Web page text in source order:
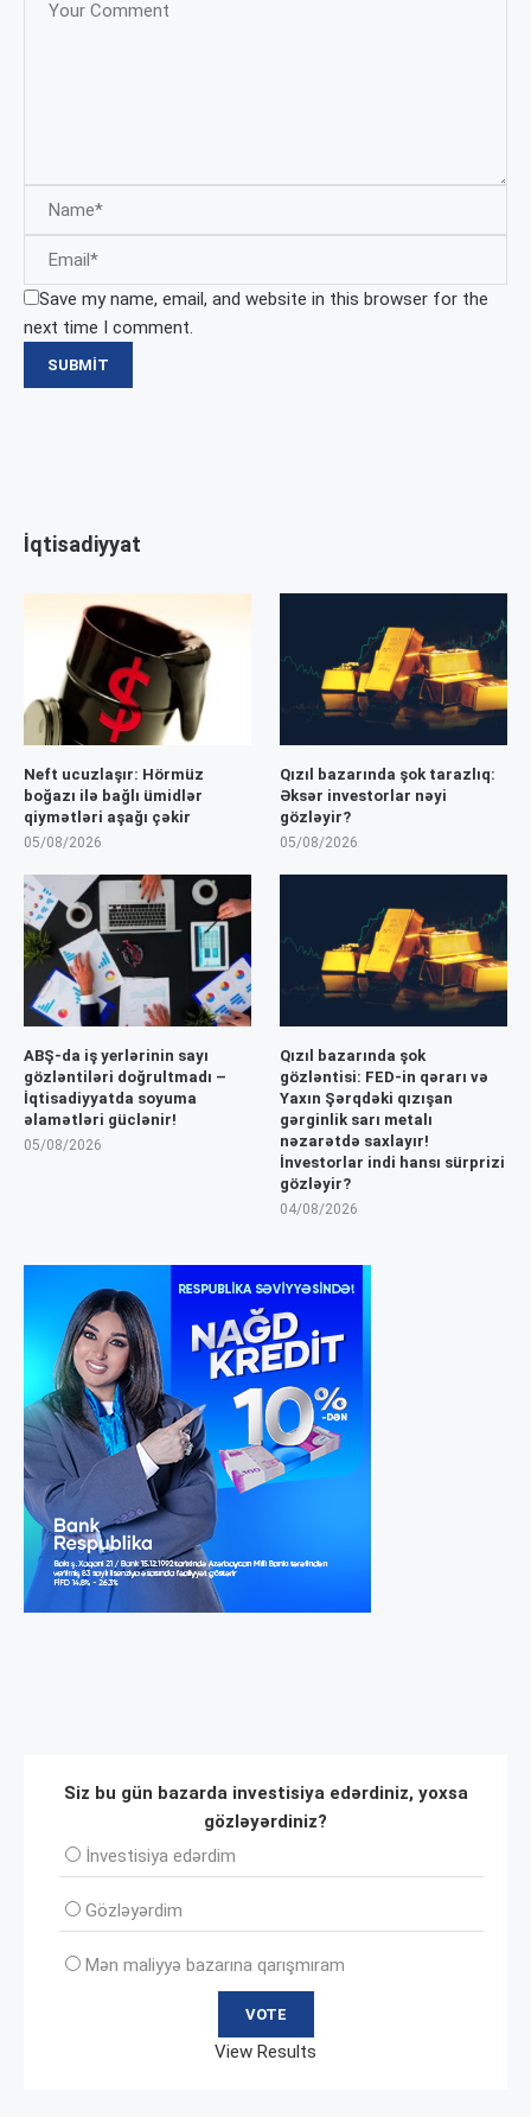
Save my name, email, and website in this browser for the
next time I comment.
İqtisadiyyat
Neft ucuzlaşır: Hörmüz
boğazı ilə bağlı ümidlər
qiymətləri aşağı çəkir
05/08/2026
Qızıl bazarında şok tarazlıq:
Əksər investorlar nəyi
gözləyir?
05/08/2026
ABŞ-da iş yerlərinin sayı
gözləntiləri doğrultmadı –
İqtisadiyyatda soyuma
əlamətləri güclənir!
05/08/2026
Qızıl bazarında şok
gözləntisi: FED-in qərarı və
Yaxın Şərqdəki qızışan
gərginlik sarı metalı
nəzarətdə saxlayır!
İnvestorlar indi hansı sürprizi
gözləyir?
04/08/2026
Siz bu gün bazarda investisiya edərdiniz, yoxsa
gözləyərdiniz?
İnvеstisiya edərdim
Gözləyərdim
Mən maliyyə bazarına qarışmıram
View Results